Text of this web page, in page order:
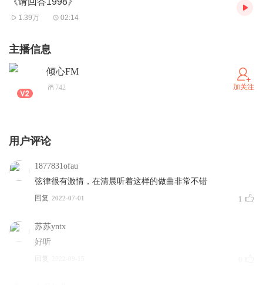
1.39万 02:14
主播信息
倾心FM
742 加关注
用户评论
1877831ofau
弦律很有激情，在清晨听着这样的做曲非常不错
回复 2022-07-01 1
苏苏yntx
好听
回复